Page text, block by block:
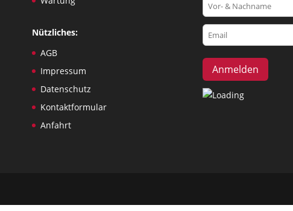
Nützliches:
AGB
Impressum
Datenschutz
Kontaktformular
Anfahrt